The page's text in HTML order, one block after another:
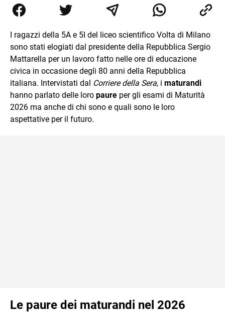
Tv di cronaca, politica, scuola, economia e spettacolo. Ha
esperienze nella redazione di testate giornalistiche online
I ragazzi della 5A e 5I del liceo scientifico Volta di Milano
sono stati elogiati dal presidente della Repubblica Sergio
Mattarella per un lavoro fatto nelle ore di educazione
civica in occasione degli 80 anni della Repubblica
italiana. Intervistati dal Corriere della Sera, i maturandi
hanno parlato delle loro paure per gli esami di Maturità
2026 ma anche di chi sono e quali sono le loro
aspettative per il futuro.
Le paure dei maturandi nel 2026